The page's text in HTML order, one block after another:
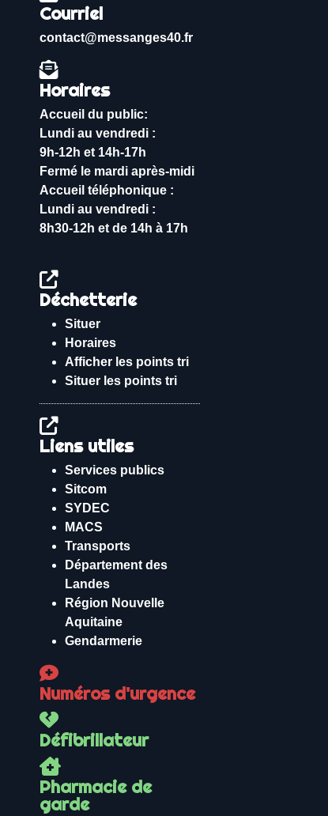
Courriel
contact@messanges40.fr
Horaires
Accueil du public:
Lundi au vendredi :
9h-12h et 14h-17h
Fermé le mardi après-midi
Accueil téléphonique :
Lundi au vendredi :
8h30-12h et de 14h à 17h
Déchetterie
Situer
Horaires
Afficher les points tri
Situer les points tri
Liens utiles
Services publics
Sitcom
SYDEC
MACS
Transports
Département des
Landes
Région Nouvelle
Aquitaine
Gendarmerie
Numéros d'urgence
Défibrillateur
Pharmacie de
garde